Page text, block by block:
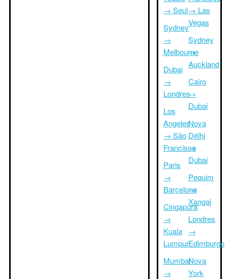
→ Seul
Sydney
→
Melbourne
Dubai
→
Londres
Los
Angeles
→ São
Francisco
Paris
→
Barcelona
Cingapura
→
Kuala
Lumpur
Mumbai
→
→ Las
Vegas
Sydney
→
Auckland
Cairo
→
Dubai
Nova
Délhi
→
Dubai
Pequim
→
Xangai
Londres
→
Edimburgo
Nova
York